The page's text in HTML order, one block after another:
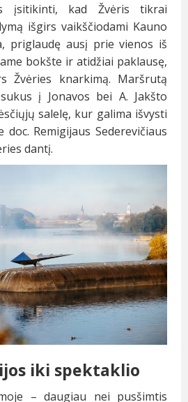
įsitikinti, kad Žvėris tikrai
išgirs vaikščiodami Kauno
priglaudę ausį prie vienos iš
bokšte ir atidžiai paklausę,
Žvėries knarkimą. Maršrutą
į Jonavos bei A. Jakšto
salelę, kur galima išvysti
doc. Remigijaus Sederevičiaus
dantį.
iki spektaklio
– daugiau nei pusšimtis